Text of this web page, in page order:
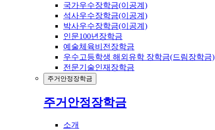
국가우수장학금(이공계)
석사우수장학금(이공계)
박사우수장학금(이공계)
인문100년장학금
예술체육비전장학금
우수고등학생 해외유학 장학금(드림장학금)
전문기술인재장학금
주거안정장학금
주거안정장학금
소개